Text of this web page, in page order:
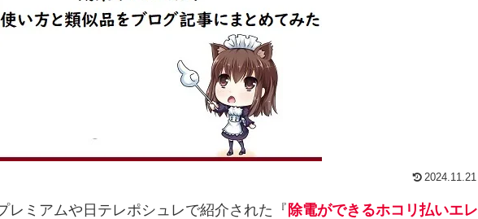
2024.11.21
レミアムや日テレポシュレで紹介された『 除電ができるホコリ払いエレ